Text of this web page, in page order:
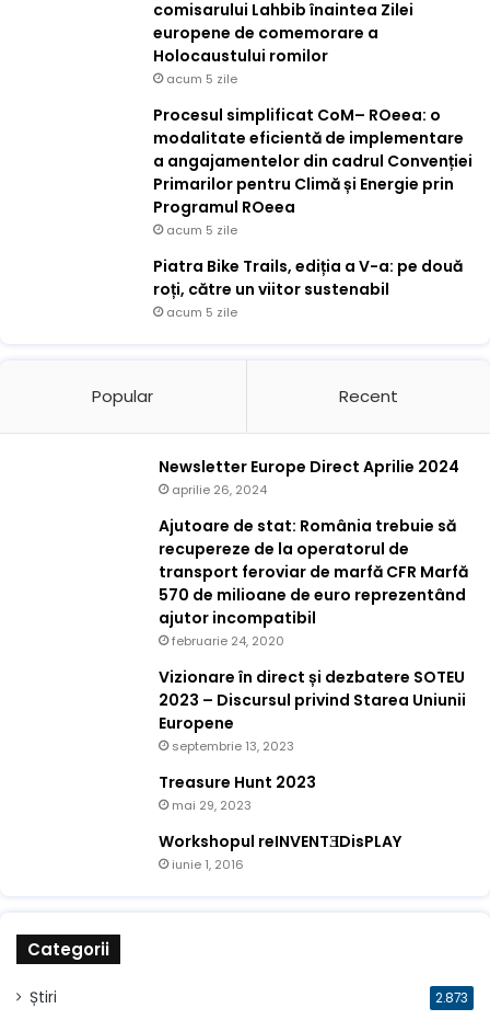
comisarului Lahbib înaintea Zilei
europene de comemorare a
Holocaustului romilor
acum 5 zile
Procesul simplificat CoM– ROeea: o
modalitate eficientă de implementare
a angajamentelor din cadrul Convenției
Primarilor pentru Climă și Energie prin
Programul ROeea
acum 5 zile
Piatra Bike Trails, ediția a V-a: pe două
roți, către un viitor sustenabil
acum 5 zile
Popular Recent
Newsletter Europe Direct Aprilie 2024
aprilie 26, 2024
Ajutoare de stat: România trebuie să
recupereze de la operatorul de
transport feroviar de marfă CFR Marfă
570 de milioane de euro reprezentând
ajutor incompatibil
februarie 24, 2020
Vizionare în direct și dezbatere SOTEU
2023 – Discursul privind Starea Uniunii
Europene
septembrie 13, 2023
Treasure Hunt 2023
mai 29, 2023
Workshopul reINVENTƎDisPLAY
iunie 1, 2016
Categorii
Știri 2.873